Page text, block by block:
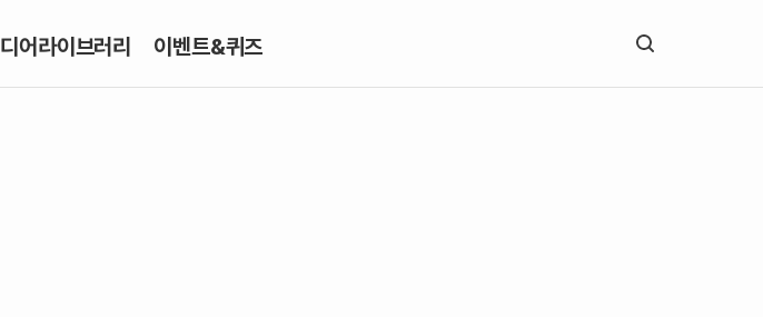
어라이브러리 이벤트&퀴즈